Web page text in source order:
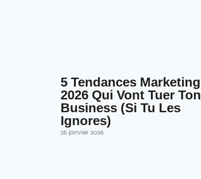
5 Tendances Marketing
2026 Qui Vont Tuer Ton
Business (Si Tu Les
Ignores)
26 janvier 2026